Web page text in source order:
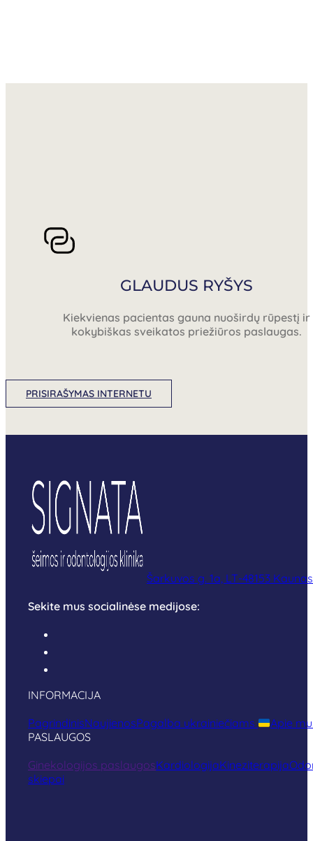
GLAUDUS RYŠYS
Kiekvienas pacientas gauna nuoširdų rūpestį ir
kokybiškas sveikatos priežiūros paslaugas.
PRISIRAŠYMAS INTERNETU
Šarkuvos g. 1a, LT-48153 Kaunas
Sekite mus socialinėse medijose:
INFORMACIJA
PagrindinisNaujienosPagalba ukrainiečiams
Apie
PASLAUGOS
Ginekologijos paslaugosKardiologijaKineziterapija
skiepai